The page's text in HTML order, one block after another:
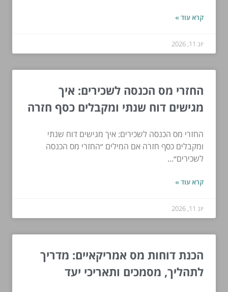
קרא עוד »
יונ 11, 2026
החזרי מס הכנסה לשכירים: איך
מגישים דוח שנתי ומקבלים כסף חזרה
החזרי מס הכנסה לשכירים: איך מגישים דוח שנתי
ומקבלים כסף חזרה אם המילים ״החזרי מס הכנסה
לשכירים״...
קרא עוד »
יונ 11, 2026
הכנת דוחות מס אמריקאיים: מדריך
לתהליך, מסמכים ותאריכי יעד